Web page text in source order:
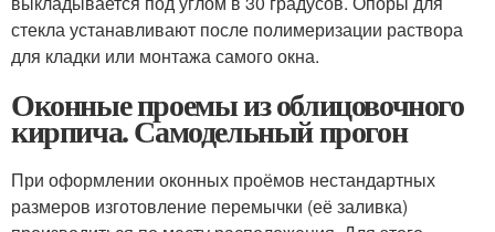
стекла устанавливают после полимеризации раствора
для кладки или монтажа самого окна.
Оконные проемы из облицовочного
кирпича. Самодельный прогон
При оформлении оконных проёмов нестандартных
размеров изготовление перемычки (её заливка)